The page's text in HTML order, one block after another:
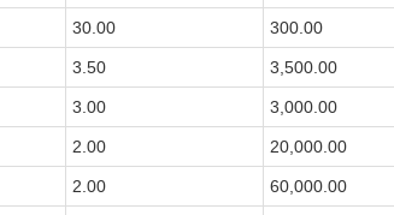
30.00 300.00
3.50 3,500.00
3.00 3,000.00
2.00 20,000.00
2.00 60,000.00